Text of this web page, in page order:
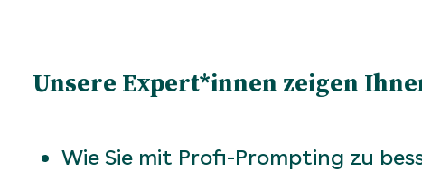
Unsere Expert*innen zeigen
Wie Sie mit Profi-Prompting zu